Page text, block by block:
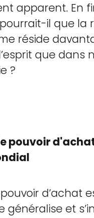
apparent. En
il que la
réside
que dans
?
pouvoir
d’achat
généralise et